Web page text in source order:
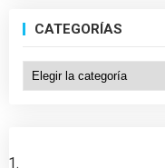
CATEGORÍAS
Categorías